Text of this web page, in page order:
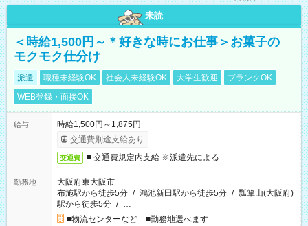
未読
＜時給1,500円～＊好きな時にお仕事＞お菓子の
モクモク仕分け
派遣 職種未経験OK 社会人未経験OK 大学生歓迎
ブランクOK
WEB登録・面接OK
給与
時給1,500円～1,875円
交通費別途支給あり
交通費 ■ 交通費規定内支給 ※派遣先による
勤務地
大阪府東大阪市
布施駅から徒歩5分 / 鴻池新田駅から徒歩5分 / 瓢箪山(大阪府)
駅から徒歩5分 / …
■物流センターなど ■勤務地選べます